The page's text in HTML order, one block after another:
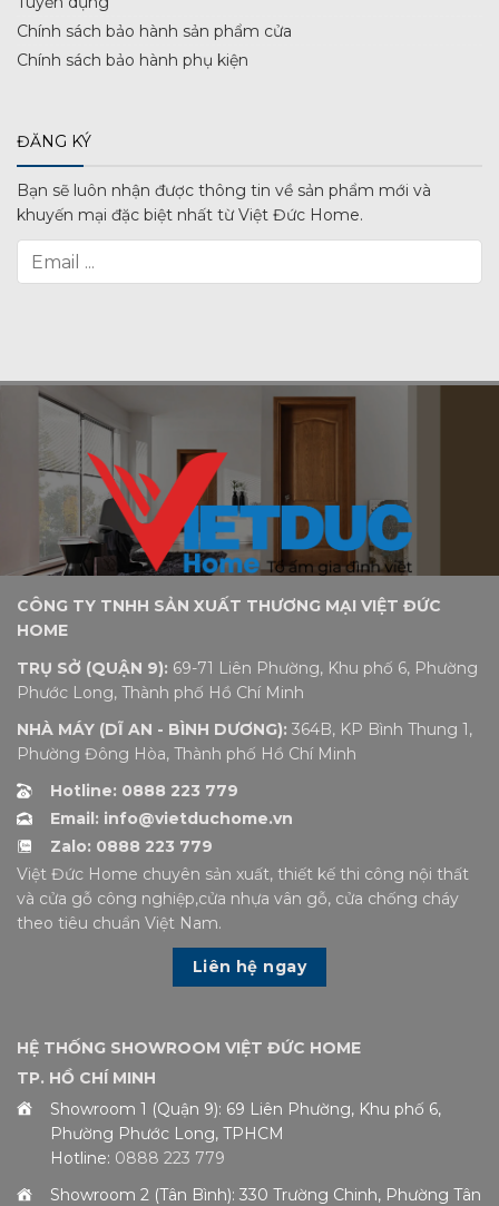
Chính sách bảo hành sản phẩm cửa
Chính sách bảo hành phụ kiện
ĐĂNG KÝ
Bạn sẽ luôn nhận được thông tin về sản phẩm mới và
khuyến mại đặc biệt nhất từ Việt Đức Home.
CÔNG TY TNHH SẢN XUẤT THƯƠNG MẠI VIỆT ĐỨC
HOME
TRỤ SỞ (QUẬN 9): 69-71 Liên Phường, Khu phố 6, Phường
Phước Long, Thành phố Hồ Chí Minh
NHÀ MÁY (DĨ AN - BÌNH DƯƠNG): 364B, KP Bình Thung 1,
Phường Đông Hòa, Thành phố Hồ Chí Minh
Hotline: 0888 223 779
Email: info@vietduchome.vn
Zalo: 0888 223 779
Việt Đức Home chuyên sản xuất, thiết kế thi công nội thất
và cửa gỗ công nghiệp,cửa nhựa vân gỗ, cửa chống cháy
theo tiêu chuẩn Việt Nam.
Liên hệ ngay
HỆ THỐNG SHOWROOM VIỆT ĐỨC HOME
TP. HỒ CHÍ MINH
Showroom 1 (Quận 9): 69 Liên Phường, Khu phố 6,
Phường Phước Long, TPHCM
Hotline: 0888 223 779
Showroom 2 (Tân Bình): 330 Trường Chinh, Phường Tân